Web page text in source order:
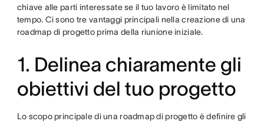
chiave alle parti interessate se il tuo lavoro è limitato nel
tempo. Ci sono tre vantaggi principali nella creazione di una
roadmap di progetto prima della riunione iniziale.
1. Delinea chiaramente gli
obiettivi del tuo progetto
Lo scopo principale di una roadmap di progetto è definire gli